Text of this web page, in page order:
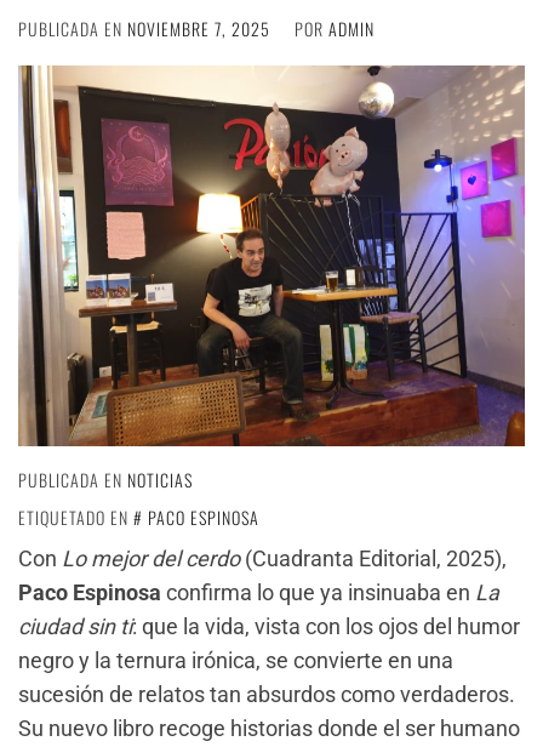
PUBLICADA EN NOVIEMBRE 7, 2025 POR ADMIN
PUBLICADA EN NOTICIAS
ETIQUETADO EN
PACO ESPINOSA
Con Lo mejor del cerdo(Cuadranta Editorial, 2025),
Paco Espinosa confirma lo que ya insinuaba en La
ciudad sin ti: que la vida, vista con los ojos del humor
negro y la ternura irónica, se convierte en una
sucesión de relatos tan absurdos como verdaderos.
Su nuevo libro recoge historias donde el ser humano